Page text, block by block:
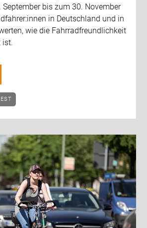
September bis zum 30. November
in Deutschland und in
wie die Fahrradfreundlichkeit
ist.